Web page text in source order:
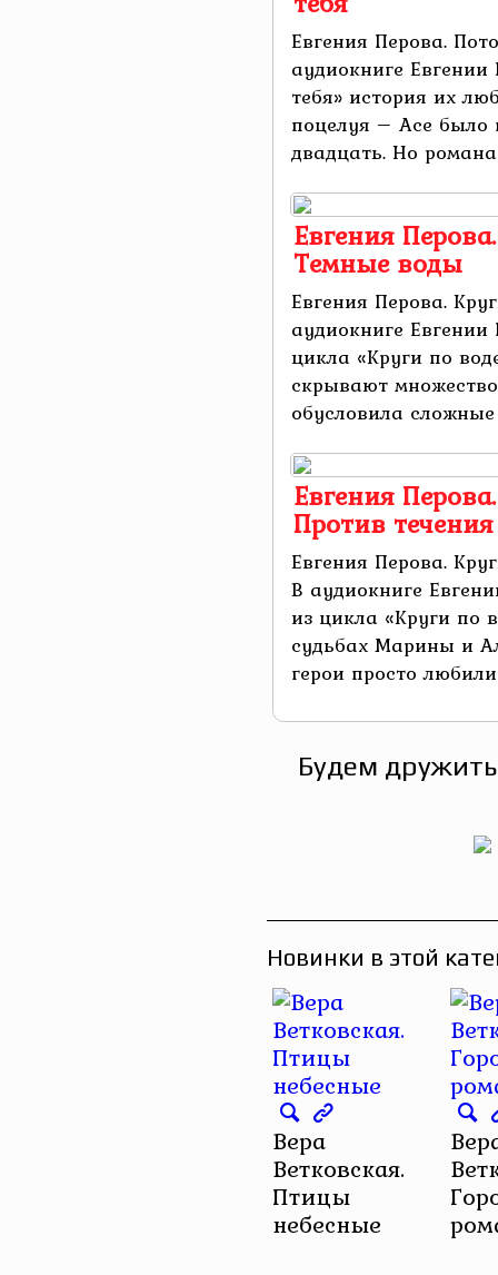
Евгения Перова.
аудиокниге
тебя» история их
поцелуя – Асе было
двадцать. Но романа
Евгения
Темные воды
Евгения Перова.
аудиокниге
цикла «Круги по
скрывают
обусловила
Евгения
Против течения
Евгения Перова.
В аудиокниге
из цикла «Круги по
судьбах Марины и
герои просто
Будем
Новинки в этой
Вера
Ветковская.
Птицы
небесные